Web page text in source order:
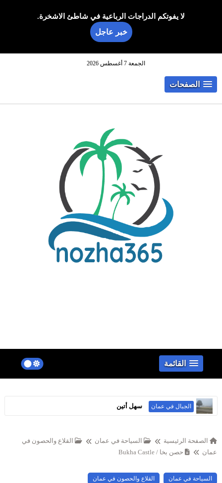
لا يفوتكم الدراجات الرباعية في شاطئ الاشخرة.
خبر عاجل
الجمعة 7 أغسطس 2026
الصفحات
القائمة
الجبال في عمان سهل أتين
الصفحة الرئيسية السياحة في عمان
القلاع والحصون في
عمان
حصن بخا / Bukha Castle
السياحة في عمان القلاع والحصون في عمان